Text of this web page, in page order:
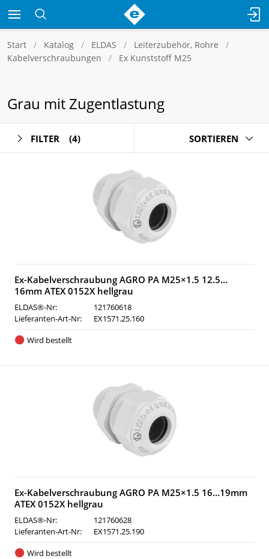
Start Katalog ELDAS
Leiterzubehör, Rohre
Kabelverschraubungen
Ex Kunststoff M25
Grau mit Zugentlastung
FILTER (4) SORTIEREN
Ex-Kabelverschraubung AGRO PA M25×1.5 12.5…
16mm ATEX 0152X hellgrau
ELDAS®-Nr:
121760618
Lieferanten-Art-Nr:
EX1571.25.160
Wird bestellt
Ex-Kabelverschraubung AGRO PA M25×1.5 16…19mm
ATEX 0152X hellgrau
ELDAS®-Nr:
121760628
Lieferanten-Art-Nr:
EX1571.25.190
Wird bestellt